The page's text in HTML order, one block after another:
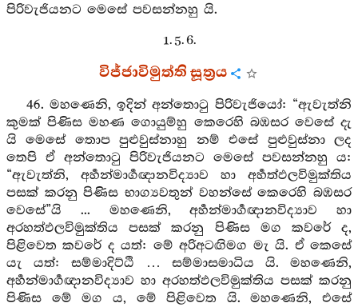
පිරිවැජියනට මෙසේ පවසන්නහු යි.
1. 5. 6.
විජ්ජාවිමුත්ති සූත්‍රය
46. මහණෙනි, ඉදින් අන්තොටු පිරිවැජියෝ: “ඇවැත්නි
කුමක් පිණිස මහණ ගොයුම්හු කෙරෙහි බඹසර වෙසේ දැ
යි මෙසේ තොප පුළුවුස්නාහු නම් එසේ පුළුවුස්නා ලද
තෙපි ඒ අන්තොටු පිරිවැජියනට මෙසේ පවසන්නහු ය:
“ඇවැත්නි, අර්‍හන්මාර්‍ගඥානවිද්‍යාව හා අර්‍හත්ඵලවිමුක්තිය
පසක් කරනු පිණිස භාග්‍යවතුන් වහන්සේ කෙරෙහි බඹසර
වෙසේ”යි ... මහණෙනි, අර්‍හන්මාර්‍ගඥානවිද්‍යාව හා
අරහත්ඵලවිමුක්තිය පසක් කරනු පිණිස මග කවරේ ද,
පිළිවෙත කවරේ ද යත්: මේ අරිඅටඟිමග මැ යි. ඒ කෙසේ
යැ යත්: සම්මාදිට්ඨි … සම්මාසමාධිය යි. මහණෙනි,
අර්‍හන්මාර්‍ගඥානවිද්‍යාව හා අරහත්ඵලවිමුක්තිය පසක් කරනු
පිණිස මේ මග ය, මේ පිළිවෙත යි. මහණෙනි, එසේ